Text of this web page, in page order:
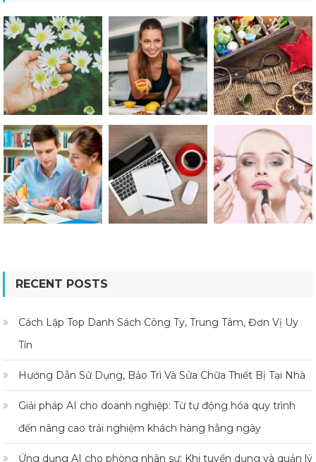
RECENT POSTS
Cách Lập Top Danh Sách Công Ty, Trung Tâm, Đơn Vị Uy
Tín
Hướng Dẫn Sử Dụng, Bảo Trì Và Sửa Chữa Thiết Bị Tại Nhà
Giải pháp AI cho doanh nghiệp: Từ tự động hóa quy trình
đến nâng cao trải nghiệm khách hàng hằng ngày
Ứng dụng AI cho phòng nhân sự: Khi tuyển dụng và quản lý